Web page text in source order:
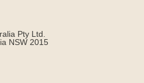
Pty Ltd.
NSW 2015